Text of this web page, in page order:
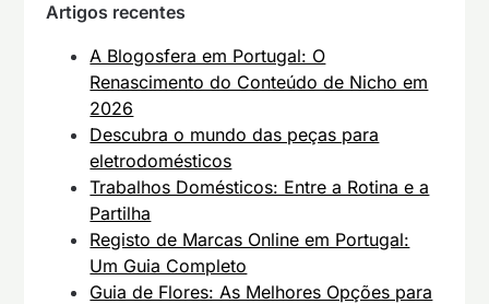
Artigos recentes
A Blogosfera em Portugal: O
Renascimento do Conteúdo de Nicho em
2026
Descubra o mundo das peças para
eletrodomésticos
Trabalhos Domésticos: Entre a Rotina e a
Partilha
Registo de Marcas Online em Portugal:
Um Guia Completo
Guia de Flores: As Melhores Opções para